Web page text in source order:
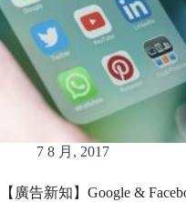
7 8 月, 2017
【廣告新知】Google &